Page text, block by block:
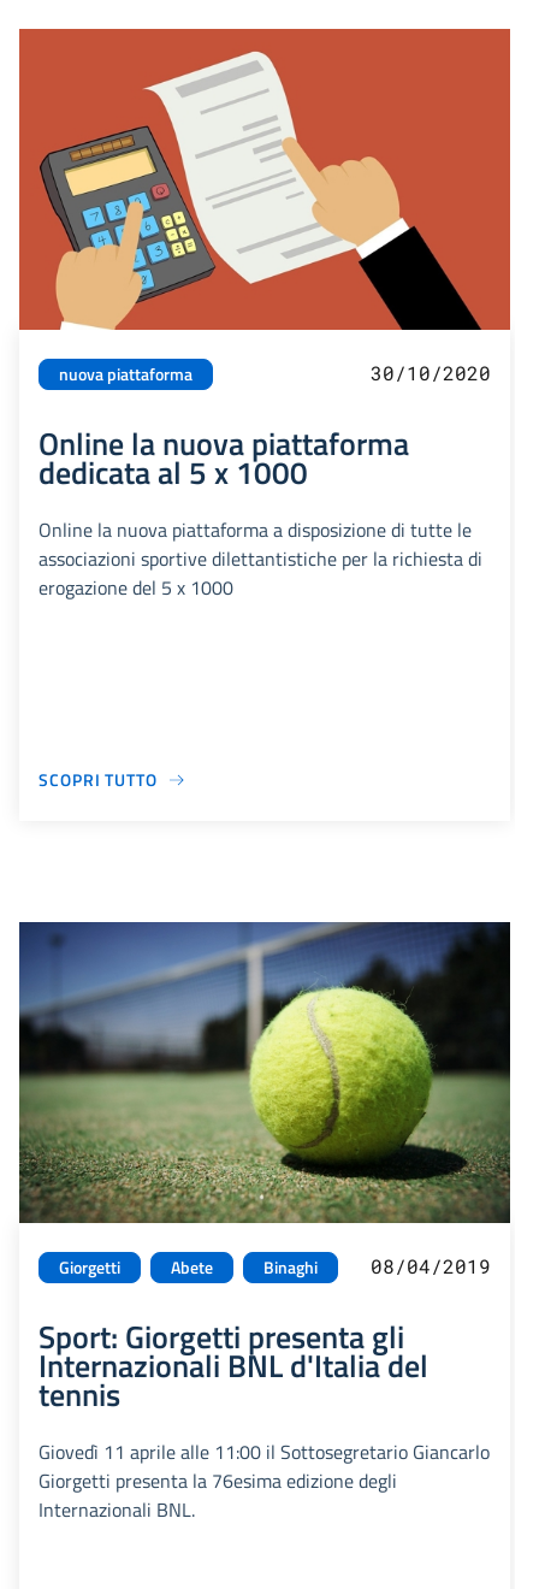
nuova piattaforma 30/10/2020
Online la nuova piattaforma
dedicata al 5 x 1000
Online la nuova piattaforma a disposizione di tutte le
associazioni sportive dilettantistiche per la richiesta di
erogazione del 5 x 1000
SCOPRI TUTTO
Giorgetti Abete Binaghi 08/04/2019
Sport: Giorgetti presenta gli
Internazionali BNL d'Italia del
tennis
Giovedì 11 aprile alle 11:00 il Sottosegretario Giancarlo
Giorgetti presenta la 76esima edizione degli
Internazionali BNL.